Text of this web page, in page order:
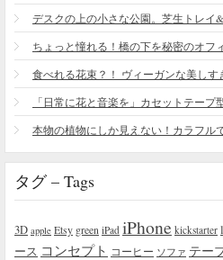
デスクの上の小さな公園。芝生トレイ
ちょっと憧れる！橋の下を秘密のオフ
食べれる花束？！ ヴィーガンな美しす
タグ – Tags
3D apple Etsy green iPad iPhone kickstarter
ース コンセプト コーヒー ソファ テー